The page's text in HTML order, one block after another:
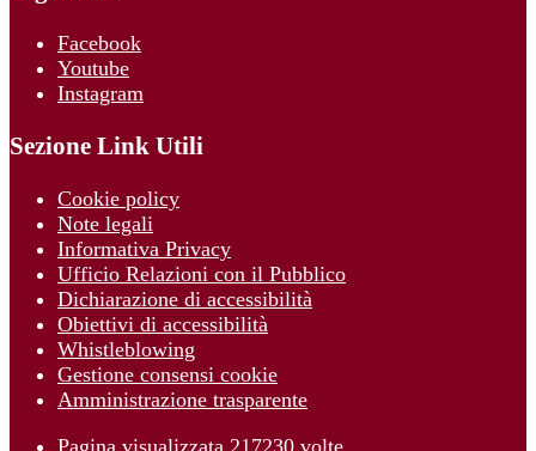
Facebook
Youtube
Instagram
Sezione Link Utili
Cookie policy
Note legali
Informativa Privacy
Ufficio Relazioni con il Pubblico
Dichiarazione di accessibilità
Obiettivi di accessibilità
Whistleblowing
Gestione consensi cookie
Amministrazione trasparente